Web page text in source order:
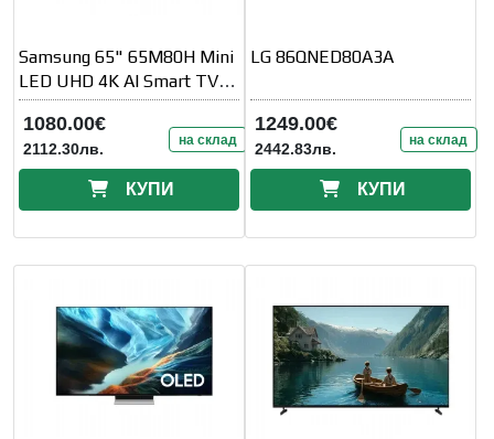
Samsung 65" 65M80H Mini
LED UHD 4K AI Smart TV
144 Hz VRR (100 Hz Native)
2026
1080.00€
2112.30лв. на склад
КУПИ
LG 86QNED80A3A
1249.00€
2442.83лв. на склад
КУПИ